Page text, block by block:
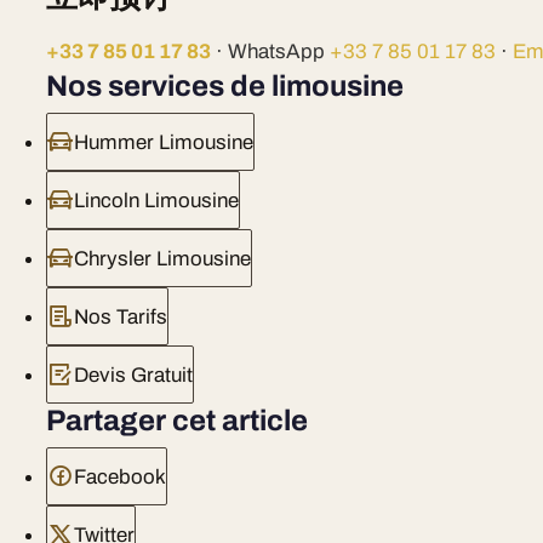
+33 7 85 01 17 83 · WhatsApp +33 7 85 01 17 83 ·
Nos services de limousine
Hummer Limousine
Lincoln Limousine
Chrysler Limousine
Nos Tarifs
Devis Gratuit
Partager cet article
Facebook
Twitter